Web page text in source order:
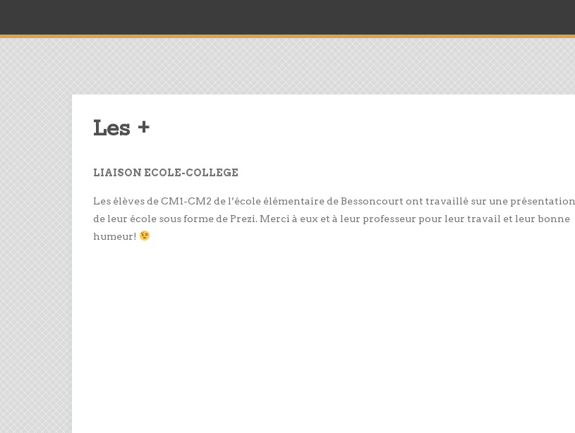
Les +
LIAISON ECOLE-COLLEGE
Les élèves de CM1-CM2 de l’école élémentaire de Bessoncourt ont travaillé sur une présentation
de leur école sous forme de Prezi. Merci à eux et à leur professeur pour leur travail et leur bonne
humeur!